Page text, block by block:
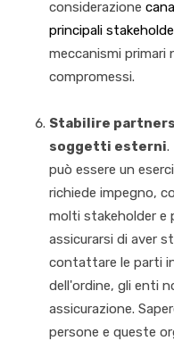
considerazione
principali
meccanismi primari
compromessi.
Stabilire
soggetti esterni.
può essere un
richiede impegno,
molti stakeholder e
assicurarsi di aver
contattare le parti
dell'ordine, gli enti
assicurazione.
persone e queste